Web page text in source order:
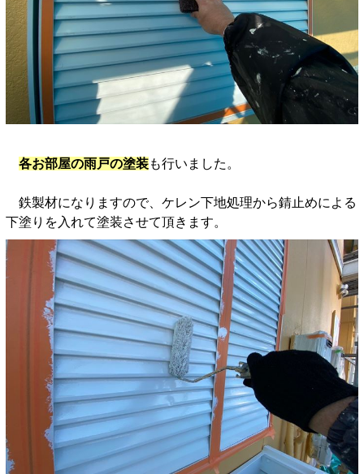
各お部屋の雨戸の塗装も行いました。
鉄製材になりますので、ケレン下地処理から錆止めによる
下塗りを入れて塗装させて頂きます。